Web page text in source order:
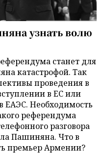
узнать волю
станет для
катастрофой. Так
проведения в
в ЕС или
Необходимость
референдума
разговора
Пашиняна. Что в
премьер Армении?